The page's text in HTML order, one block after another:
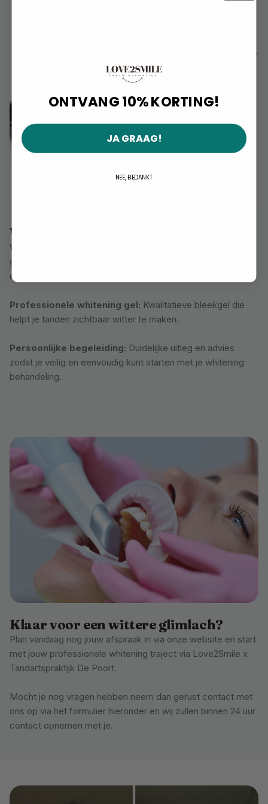
Wat je ontvangt bij je behandeling:
Whitening bitje op maat:
gebit voor een comfortabele pasvorm en gelijkmatig
resultaat.
Professionele whitening gel: Kwalitatieve bleekgel die
helpt je tanden zichtbaar witter te maken.
Persoonlijke begeleiding: Duidelijke uitleg en advies
zodat je veilig en eenvoudig kunt starten met je whitening
behandeling.
Klaar voor een wittere glimlach?
Plan vandaag nog jouw afspraak in via onze website en start
met jouw professionele whitening traject via Love2Smile x
Tandartspraktijk De Poort.
Mocht je nog vragen hebben neem dan gerust contact met
ons op via het formulier hieronder en wij zullen binnen 24 uur
contact opnemen met je.
ONTVANG 10% KORTING!
JA GRAAG!
NEE, BEDANKT